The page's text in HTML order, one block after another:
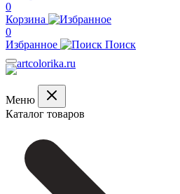
0
Корзина
0
Избранное
Поиск
Меню
Каталог товаров